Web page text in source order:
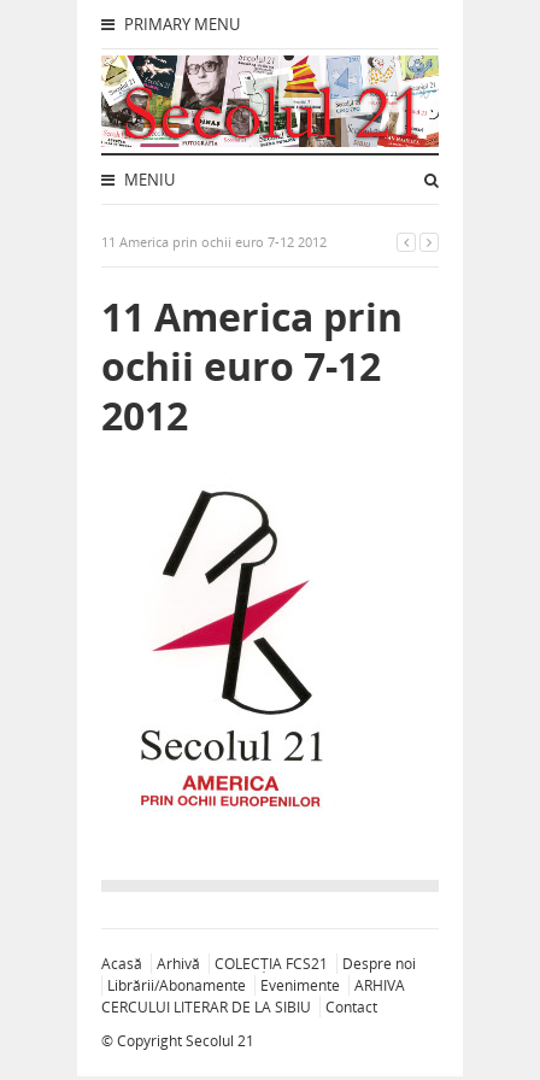
PRIMARY MENU
MENIU
11 America prin ochii euro 7-12 2012
11 America prin
ochii euro 7-12
2012
Acasă Arhivă COLECȚIA FCS21
Despre noi
Librării/Abonamente
Evenimente
ARHIVA
CERCULUI LITERAR DE LA SIBIU
Contact
© CopyrightSecolul 21